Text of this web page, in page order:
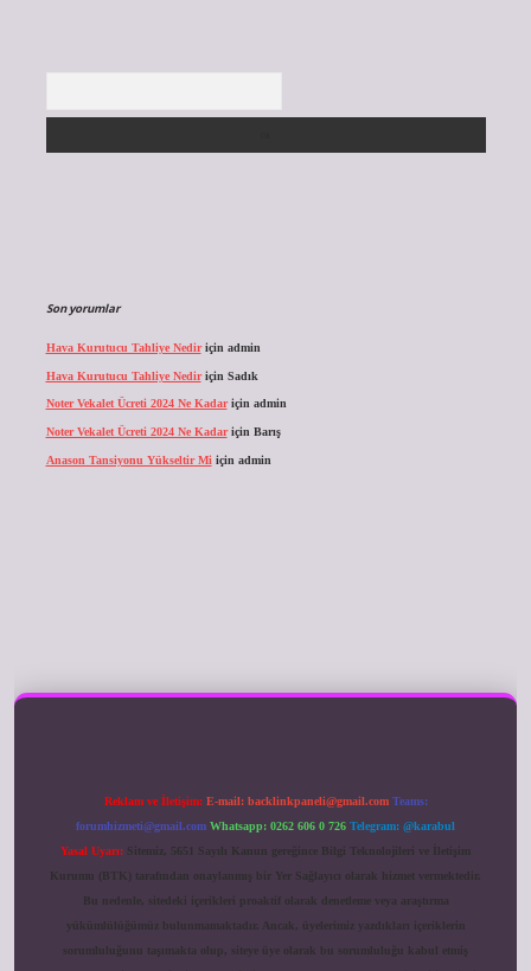
Son yorumlar
Hava Kurutucu Tahliye Nediriçin admin
Hava Kurutucu Tahliye Nediriçin Sadık
Noter Vekalet Ücreti 2024 Ne Kadariçin admin
Noter Vekalet Ücreti 2024 Ne Kadariçin Barış
Anason Tansiyonu Yükseltir Mi için admin
Reklam ve İletişim: E-mail: backlinkpaneli@gmail.com Teams:
forumhizmeti@gmail.com Whatsapp: 0262 606 0 726 Telegram: @karabul
Yasal Uyarı: Sitemiz, 5651 Sayılı Kanun gereğince Bilgi Teknolojileri ve İletişim
Kurumu (BTK) tarafından onaylanmış bir Yer Sağlayıcı olarak hizmet vermektedir.
Bu nedenle, sitedeki içerikleri proaktif olarak denetleme veya araştırma
yükümlülüğümüz bulunmamaktadır. Ancak, üyelerimiz yazdıkları içeriklerin
sorumluluğunu taşımakta olup, siteye üye olarak bu sorumluluğu kabul etmiş